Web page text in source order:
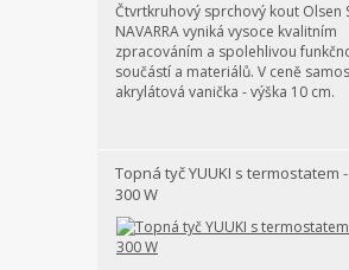
Čtvrtkruhový sprchový kout Olsen
NAVARRA vyniká vysoce kvalitním
zpracováním a spolehlivou
součástí a materiálů. V ceně
akrylátová vanička - výška 10 cm.
Topná tyč YUUKI s termostatem
300 W